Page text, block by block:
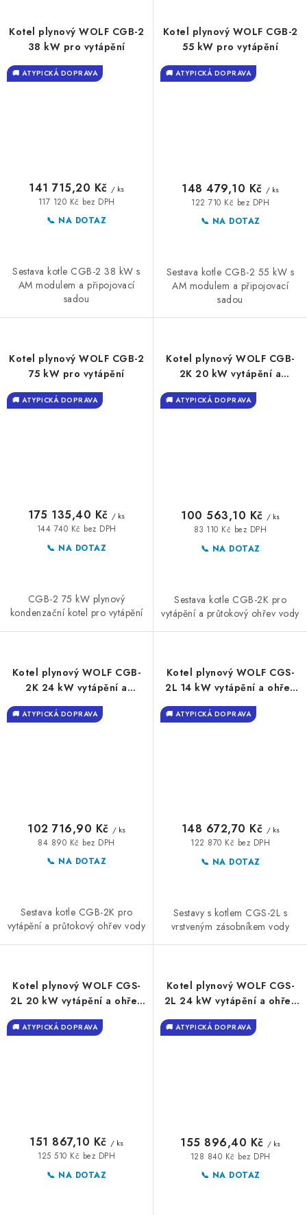
Kotel plynový WOLF CGB-2
38 kW pro vytápění
🚚 ATYPICKÁ DOPRAVA
📞 NA DOTAZ
117 120 Kč bez DPH
141 715,20 Kč / ks
Sestava kotle CGB-2 38 kW s
AM modulem a připojovací
sadou
Kotel plynový WOLF CGB-2
55 kW pro vytápění
🚚 ATYPICKÁ DOPRAVA
📞 NA DOTAZ
122 710 Kč bez DPH
148 479,10 Kč / ks
Sestava kotle CGB-2 55 kW s
AM modulem a připojovací
sadou
Kotel plynový WOLF CGB-2
75 kW pro vytápění
🚚 ATYPICKÁ DOPRAVA
📞 NA DOTAZ
144 740 Kč bez DPH
175 135,40 Kč / ks
CGB-2 75 kW plynový
kondenzační kotel pro vytápění
Kotel plynový WOLF CGB-
2K 20 kW vytápění a
průtokový ohřev TUV
🚚 ATYPICKÁ DOPRAVA
📞 NA DOTAZ
83 110 Kč bez DPH
100 563,10 Kč / ks
Sestava kotle CGB-2K pro
vytápění a průtokový ohřev vody
Kotel plynový WOLF CGB-
2K 24 kW vytápění a
🚚 ATYPICKÁ DOPRAVA
📞 NA DOTAZ
84 890 Kč bez DPH
102 716,90 Kč / ks
Sestava kotle CGB-2K pro
vytápění a průtokový ohřev vody
Kotel plynový WOLF CGS-
2L 14 kW vytápění a ohřev
🚚 ATYPICKÁ DOPRAVA
📞 NA DOTAZ
122 870 Kč bez DPH
148 672,70 Kč / ks
Sestavy s kotlem CGS-2L s
vrstveným zásobníkem vody
Kotel plynový WOLF CGS-
2L 20 kW vytápění a ohřev
🚚 ATYPICKÁ DOPRAVA
📞 NA DOTAZ
125 510 Kč bez DPH
151 867,10 Kč / ks
Kotel plynový WOLF CGS-
2L 24 kW vytápění a ohřev
🚚 ATYPICKÁ DOPRAVA
📞 NA DOTAZ
128 840 Kč bez DPH
155 896,40 Kč / ks